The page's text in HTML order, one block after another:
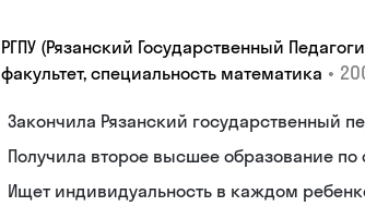
РГПУ (Рязанский Государственный
факультет, специальность математика •
Закончилa Рязанский государственный
Получила второе высшее образование по
Ищет индивидуальность в каждом